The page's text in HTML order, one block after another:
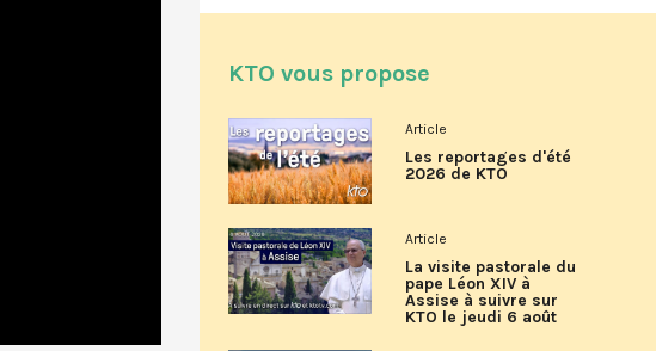
KTO vous propose
Article
Les reportages d'été
2026 de KTO
Article
La visite pastorale du
pape Léon XIV à
Assise à suivre sur
KTO le jeudi 6 août